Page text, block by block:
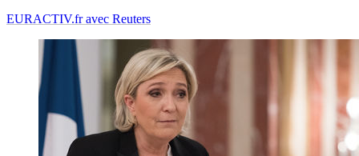
EURACTIV.fr avec Reuters